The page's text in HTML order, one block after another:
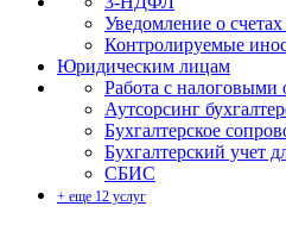
Уведомление о
Контролируемые
Юридическим лицам
Работа с налоговыми
Аутсорсинг
Бухгалтерское
Бухгалтерский учет
СБИС
+ еще 12 услуг